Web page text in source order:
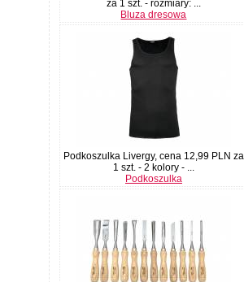
za 1 szt. - rozmiary: ...
Bluza dresowa
Podkoszulka Livergy, cena 12,99 PLN za
1 szt. - 2 kolory - ...
Podkoszulka